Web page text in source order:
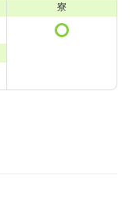
寮